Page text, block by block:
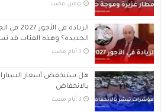
‏يومين مضت
الزيادة
الجديدة؟ وهذه الفئات قد
بالانخفاض